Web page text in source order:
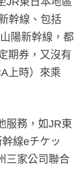
幹線、包括
陽新幹線，都
期券，又沒有
上時）來乘
服務，如JR東
線eチケッ
三家公司聯合